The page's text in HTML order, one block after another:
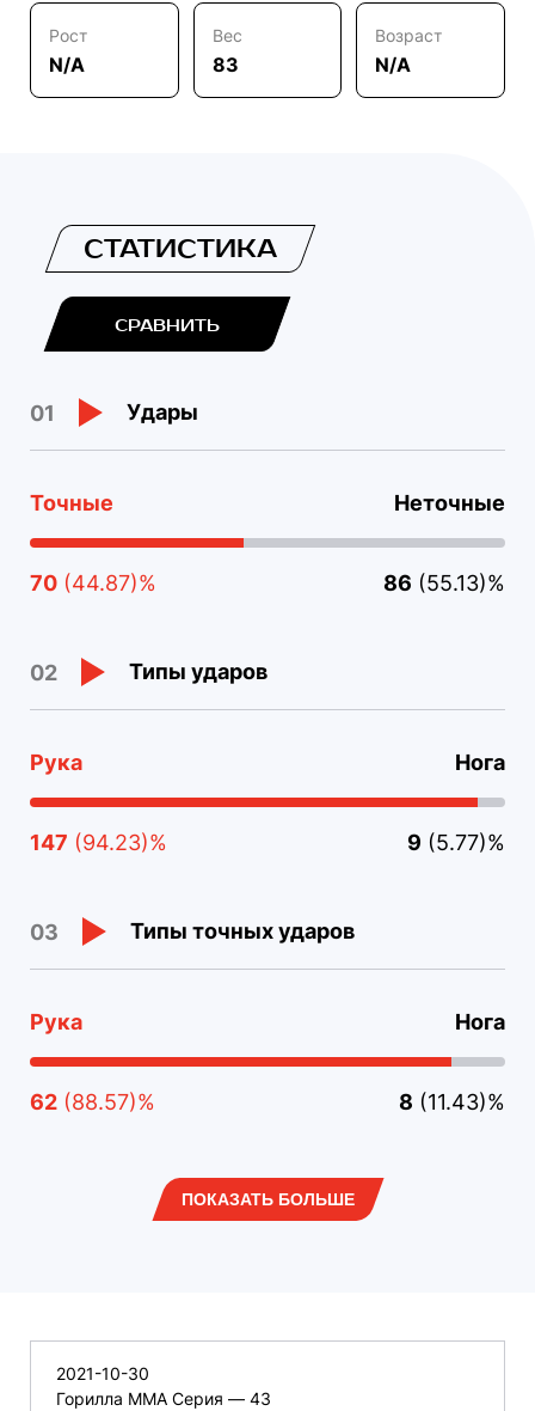
Рост
N/A
Вес
83
Возраст
N/A
СТАТИСТИКА
СРАВНИТЬ
01 Удары
Точные Неточные
70 (44.87)% 86 (55.13)%
02 Типы ударов
Рука Нога
147 (94.23)% 9 (5.77)%
03 Типы точных ударов
Рука Нога
62 (88.57)% 8 (11.43)%
ПОКАЗАТЬ БОЛЬШЕ
2021-10-30
Горилла ММА Серия — 43